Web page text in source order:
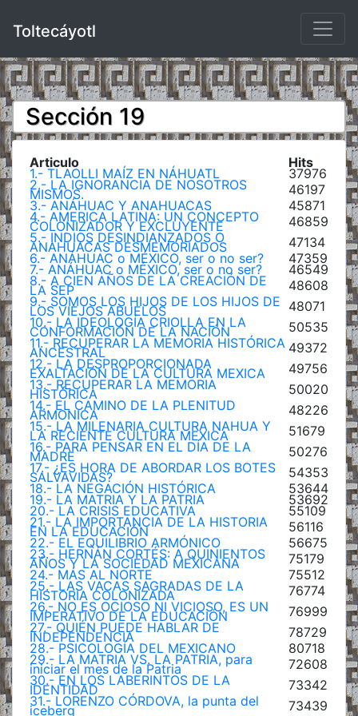
Toltecáyotl
Sección 19
Articulo Hits
1.- TLAOLLI MAÍZ EN NÁHUATL 37976
2.- LA IGNORANCIA DE NOSOTROS
MISMOS.
46197
3.- ANÁHUAC Y ANAHUACAS
45871
4.- AMERICA LATINA: UN CONCEPTO
COLONIZADOR Y EXCLUYENTE
46859
5.- INDIOS DESINDIANZADOS O
ANAHUACAS DESMEMORIADOS
47134
6.- ANÁHUAC o MÉXICO, ser o no ser?
47359
7.- ANÁHUAC o MÉXICO, ser o no ser? 46549
8.- A CIEN AÑOS DE LA CREACIÓN DE
LA SEP
48608
9.- SOMOS LOS HIJOS DE LOS HIJOS DE
LOS VIEJOS ABUELOS
48071
10.- LA IDEOLOGÍA CRIOLLA EN LA
CONFORMACIÓN DE LA NACIÓN
50535
11.- RECUPERAR LA MEMORIA HISTÓRICA
ANCESTRAL
49372
12.- LA DESPROPORCIONADA
EXALTACIÓN DE LA CULTURA MEXICA
49756
13.- RECUPERAR LA MEMORIA
HISTÓRICA
50020
14.- EL CAMINO DE LA PLENITUD
ARMONICA
48226
15.- LA MILENARIA CULTURA NAHUA Y
LA RECIENTE CULTURA MEXICA
51679
16.- PARA PENSAR EN EL DÍA DE LA
MADRE
50276
17.- ¿ES HORA DE ABORDAR LOS BOTES
SALVAVIDAS?
54353
18.- LA NEGACIÓN HISTÓRICA
53644
19.- LA MATRIA Y LA PATRIA 53692
20.- LA CRISIS EDUCATIVA 55109
21.- LA IMPORTANCIA DE LA HISTORIA
EN LA EDUCACIÓN
56116
22.- EL EQUILIBRIO ARMÓNICO
56675
23.- HERNÁN CORTÉS: A QUINIENTOS
AÑOS Y LA SOCIEDAD MEXICANA
75179
24.- MÁS AL NORTE
75512
25.- LAS VACAS SAGRADAS DE LA
HISTORIA COLONIZADA
76774
26.- NO ES OCIOSO NI VICIOSO, ES UN
IMPERATIVO DE LA EDUCACIÓN
76999
27.- QUIÉN PUEDE HABLAR DE
INDEPENDENCIA
78729
28.- PSICOLOGÍA DEL MEXICANO
80718
29.- LA MATRIA VS. LA PATRIA, para
iniciar el mes de la Patria
72608
30.- EN LOS LABERINTOS DE LA
IDENTIDAD
73342
31.- LORENZO CÓRDOVA, la punta del
iceberg
73439